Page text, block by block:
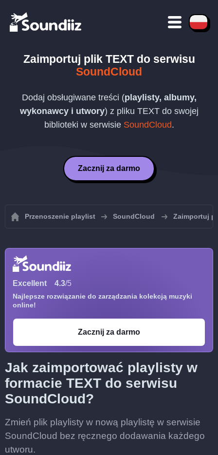
Zaimportuj plik TEXTdo serwisu
SoundCloud
Dodaj obsługiwane treści (playlisty, albumy,
wykonawcy i utwory) z pliku TEXTdo swojej
biblioteki w serwisie SoundCloud.
Zacznij za darmo
Przenoszenie playlist SoundCloud Zaimportuj
Excellent 4.3/5
Najlepsze rozwiązanie do zarządzania kolekcją muzyki
online!
Zacznij za darmo
Jak zaimportować playlisty w
formacie TEXT do serwisu
SoundCloud?
Zmień plik playlisty w nową playlistę w serwisie
SoundCloud bez ręcznego dodawania każdego
utworu.